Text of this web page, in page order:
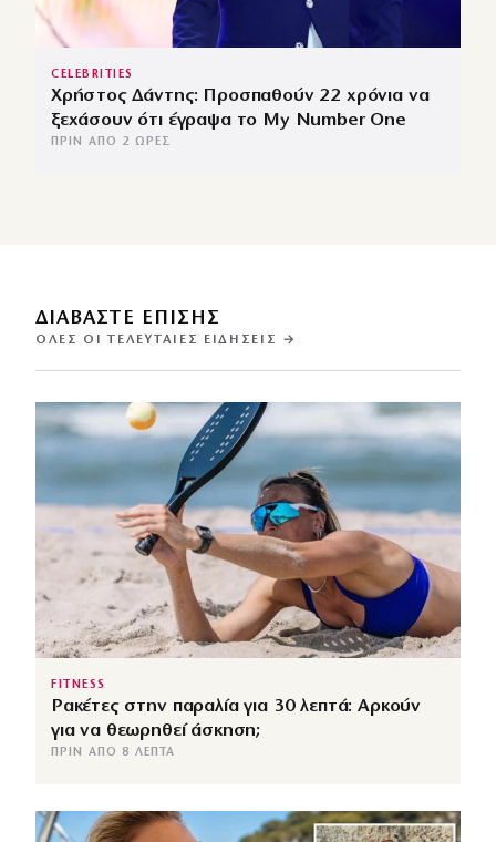
CELEBRITIES
Χρήστος Δάντης: Προσπαθούν 22 χρόνια να
ξεχάσουν ότι έγραψα το My Number One
ΠΡΙΝ ΑΠΌ 2 ΏΡΕΣ
ΔΙΑΒΑΣΤΕ ΕΠΙΣΗΣ
ΌΛΕΣ ΟΙ ΤΕΛΕΥΤΑΊΕΣ ΕΙΔΉΣΕΙΣ →
FITNESS
Ρακέτες στην παραλία για 30 λεπτά: Αρκούν
για να θεωρηθεί άσκηση;
ΠΡΙΝ ΑΠΌ 8 ΛΕΠΤΆ